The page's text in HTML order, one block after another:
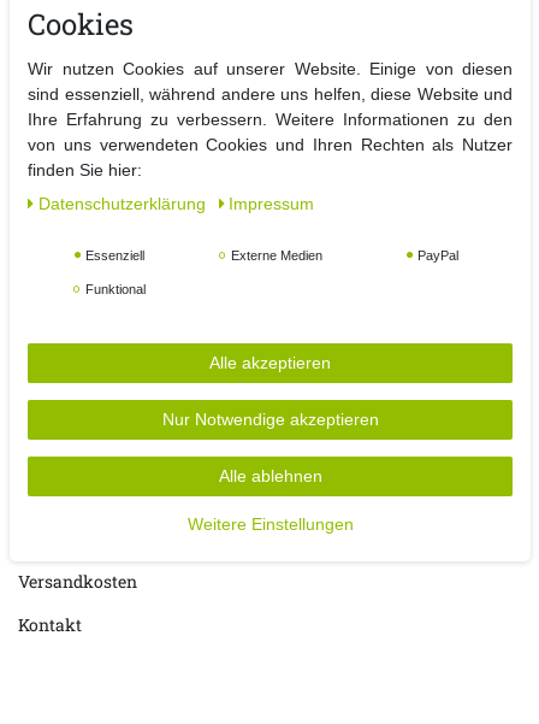
Gartentisch Weiß Kunststoff 78x78x72cm
Dieser Gartentisch ist aus Kunststoff gefertigt und somit
besonders witterungsbeständig.
Die Montage des Tisches ist durch das simple Stecksystem
kinderleicht und in wenigen Handgriffen erledigt.
Durch die sehr schöne Holz-Optik am Rand macht der Tisch
überall eine gute Figur.
garantieren.
MOJAWO
Versandkosten
Kontakt
Cookies
Wir nutzen Cookies auf unserer Website. Einige von diesen
sind essenziell, während andere uns helfen, diese Website und
Ihre Erfahrung zu verbessern. Weitere Informationen zu den
von uns verwendeten Cookies und Ihren Rechten als Nutzer
finden Sie hier:
Daten­schutz­erklärung
Impressum
Essenziell Externe Medien PayPal
Funktional
Alle akzeptieren
Nur Notwendige akzeptieren
Alle ablehnen
Weitere Einstellungen